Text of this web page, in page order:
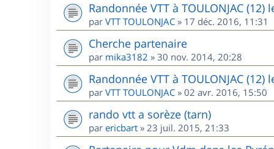
Randonnée VTT à TOULONJAC (12)
par VTT TOULONJAC » 17 déc. 2016, 11:31
Cherche partenaire
par mika3182 » 30 nov. 2014, 20:28
Randonnée VTT à TOULONJAC (12)
par VTT TOULONJAC » 02 avr. 2016, 15:50
rando vtt a sorèze (tarn)
par ericbart » 23 juil. 2015, 21:33